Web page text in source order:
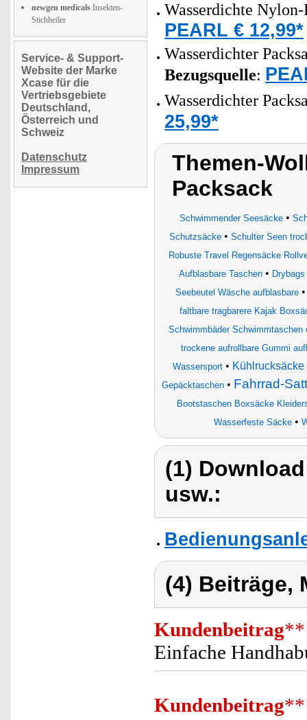
newgen medicals Insekten-
Stichheiler
Service- & Support-
Website der Marke
Xcase für die
Vertriebsgebiete
Deutschland,
Österreich und
Schweiz
Datenschutz
Impressum
Wasserdichte
PEARL € 12,99*
Wasserdichter
Bezugsquelle:
Wasserdichter
25,99*
Themen-
Packsack
Schwimmender Seesäcke•
Schutzsäcke• Schulter Seen
Robuste Travel Regensäcke
Aufblasbare Taschen• Drybags
Seebeutel Wäsche aufblasbare
faltbare tragbarere Kajak
Schwimmbäder Schwimmtaschen
trockene aufrollbare Gummi
Wassersport • Kühlrucksäcke
Gepäcktaschen • Fahrrad-
Bootstaschen Boxsäcke
Wasserfeste Säcke •
(1)
usw.:
(4) Beiträge,
Kundenbeitrag**
Einfache
Kundenbeitrag**